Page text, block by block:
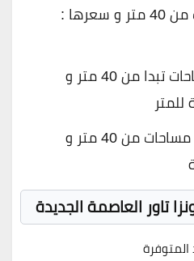
الاداري تبدا المساحات من 40 متر و سعرها :
الوحدات الطبية المساحات تبدا من 40 متر و
اما الوحدات الفندقية مساحات من 40 متر و
تاور العاصمة الجديدة